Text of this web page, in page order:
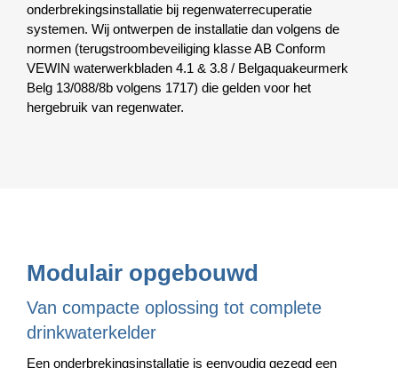
onderbrekingsinstallatie bij regenwaterrecuperatie
systemen. Wij ontwerpen de installatie dan volgens de
normen (terugstroombeveiliging klasse AB Conform
VEWIN waterwerkbladen 4.1 & 3.8 / Belgaquakeurmerk
Belg 13/088/8b volgens 1717) die gelden voor het
hergebruik van regenwater.
Modulair opgebouwd
Van compacte oplossing tot complete
drinkwaterkelder
Een onderbrekingsinstallatie is eenvoudig gezegd een